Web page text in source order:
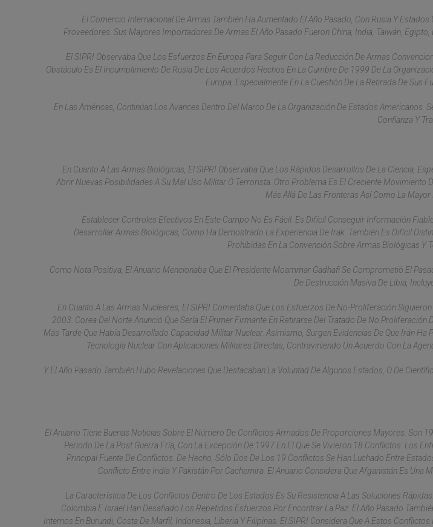
El Comercio Internacional De Armas También Ha Aumentado El Año Pasado, Con Rusia Y
Proveedores. Sus Mayores Importadores De Armas El Año Pasado Fueron China, India, Taiwán, Egipto,
El SIPRI Observaba Que Los Esfuerzos En Europa Para Seguir Con La Reducción De Armas
Obstáculo Es El Incumplimiento De Rusia De Los Acuerdos Hechos En La Cumbre De 1999 De La
Europa, Especialmente En La Cuestión De La Retirada De Sus
En Las Américas, Continúan Los Avances Dentro Del Marco De La Organización De Estados Americanos.
Confianza Y
En Cuanto A Las Armas Biológicas, El SIPRI Observaba Que Los Rápidos Desarrollos De La Ciencia,
Abrir Nuevas Posibilidades A Su Mal Uso Militar O Terrorista. Otro Problema Es El Creciente Movimiento
Más Allá De Las Fronteras Así Como La
Establecer Controles Efectivos En Este Campo No Es Fácil. Es Difícil Conseguir Información
Desarrollar Armas Biológicas, Como Ha Demostrado La Experiencia De Irak. También Es Difícil
Prohibidas En La Convención Sobre Armas Biológicas Y
Como Nota Positiva, El Anuario Mencionaba Que El Presidente Moammar Gadhafi Se Comprometió El
De Destrucción Masiva De Libia,
En Cuanto A Las Armas Nucleares, El SIPRI Comentaba Que Los Esfuerzos De No-Proliferación
2003. Corea Del Norte Anunció Que Sería El Primer Firmante En Retirarse Del Tratado De No Proliferación
Más Tarde Que Había Desarrollado Capacidad Militar Nuclear. Asimismo, Surgen Evidencias De Que Irán Ha
Tecnología Nuclear Con Aplicaciones Militares Directas, Contraviniendo Un Acuerdo Con La
Y El Año Pasado También Hubo Revelaciones Que Destacaban La Voluntad De Algunos Estados, O De
El Anuario Tiene Buenas Noticias Sobre El Número De Conflictos Armados De Proporciones Mayores. Son
Periodo De La Post Guerra Fría, Con La Excepción De 1997 En El Que Se Vivieron 18 Conflictos. Los
Principal Fuente De Conflictos. De Hecho, Sólo Dos De Los 19 Conflictos Se Han Luchado Entre
Conflicto Entre India Y Pakistán Por Cachemira. El Anuario Considera Que Afganistán Es Una
La Característica De Los Conflictos Dentro De Los Estados Es Su Resistencia A Las Soluciones
Colombia E Israel Han Desafiado Los Repetidos Esfuerzos Por Encontrar La Paz. El Año Pasado
Internos En Burundi, Costa De Marfil, Indonesia, Liberia Y Filipinas. El SIPRI Considera Que A Estos